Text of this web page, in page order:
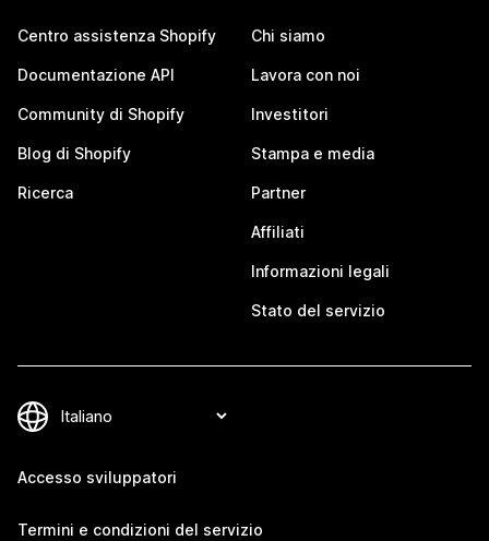
Centro assistenza Shopify
Documentazione API
Community di Shopify
Blog di Shopify
Ricerca
Chi siamo
Lavora con noi
Investitori
Stampa e media
Partner
Affiliati
Informazioni legali
Stato del servizio
Accesso sviluppatori
Termini e condizioni del servizio